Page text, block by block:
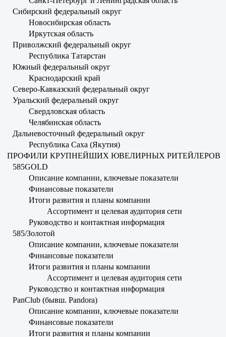
Сибирский федеральный округ
Новосибирская область
Иркутская область
Приволжский федеральный округ
Республика Татарстан
Южный федеральный округ
Краснодарский край
Северо-Кавказский федеральный округ
Уральский федеральный округ
Свердловская область
Челябинская область
Дальневосточный федеральный округ
Республика Саха (Якутия)
ПРОФИЛИ КРУПНЕЙШИХ ЮВЕЛИРНЫХ РИТЕЙЛЕРОВ
585GOLD
Описание компании, ключевые показатели
Финансовые показатели
Итоги развития и планы компании
Ассортимент и целевая аудитория сети
Руководство и контактная информация
585/Золотой
Описание компании, ключевые показатели
Финансовые показатели
Итоги развития и планы компании
Ассортимент и целевая аудитория сети
Руководство и контактная информация
PanClub (бывш. Pandora)
Описание компании, ключевые показатели
Финансовые показатели
Итоги развития и планы компании